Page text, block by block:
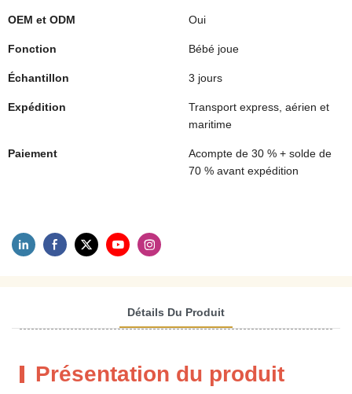
OEM et ODM Oui
Fonction Bébé joue
Échantillon 3 jours
Expédition
Transport express, aérien et
maritime
Paiement
Acompte de 30 % + solde de
70 % avant expédition
Détails Du Produit
Présentation du produit